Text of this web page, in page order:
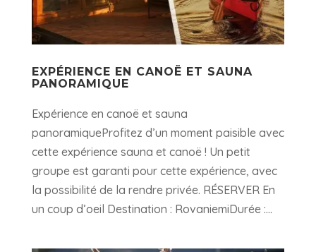
EXPÉRIENCE EN CANOË ET SAUNA
PANORAMIQUE
Expérience en canoë et sauna
panoramiqueProfitez d’un moment paisible avec
cette expérience sauna et canoë ! Un petit
groupe est garanti pour cette expérience, avec
la possibilité de la rendre privée. RÉSERVER En
un coup d’oeil Destination : RovaniemiDurée :...